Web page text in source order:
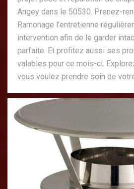
Angey dans le 50530. Prenez-
Ramonage l’entretienne
intervention afin de le garder
parfaite. Et profitez aussi ses
valables pour ce mois-ci.
vous voulez prendre soin de